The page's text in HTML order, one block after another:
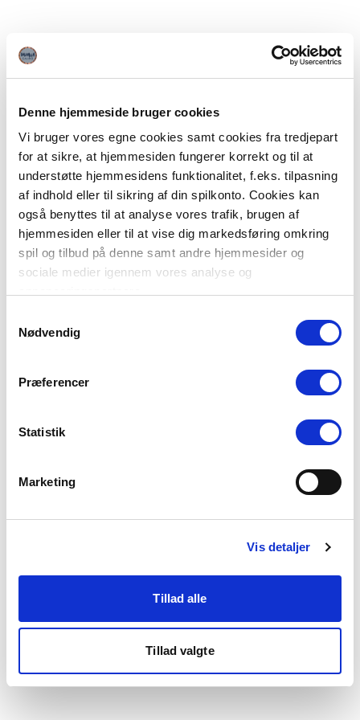
Denne hjemmeside bruger cookies
Vi bruger vores egne cookies samt cookies fra tredjepart
for at sikre, at hjemmesiden fungerer korrekt og til at
understøtte hjemmesidens funktionalitet, f.eks. tilpasning
af indhold eller til sikring af din spilkonto. Cookies kan
også benyttes til at analyse vores trafik, brugen af
hjemmesiden eller til at vise dig markedsføring omkring
spil og tilbud på denne samt andre hjemmesider og
sociale medier igennem vores analyse og
Du kan læse mere om vores brug af cookies under
"Detaljer" eller ved at klikke videre til vores Cookiepolitik,
Nødvendig
Præferencer
Statistik
Marketing
Vis detaljer
Tillad alle
Tillad valgte